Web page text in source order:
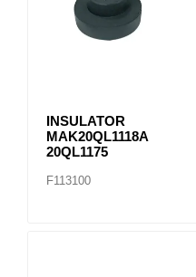
INSULATOR
MAK20QL1118A
20QL1175
F113100